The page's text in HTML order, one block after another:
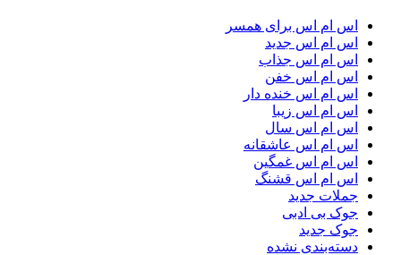
اس ام اس برای همسر
اس ام اس جدید
اس ام اس جذاب
اس ام اس خفن
اس ام اس خنده دار
اس ام اس زیبا
اس ام اس سال
اس ام اس عاشقانه
اس ام اس غمگین
اس ام اس قشنگ
جملات جدید
جوک بی ادبی
جوک جدید
دسته‌بندی نشده